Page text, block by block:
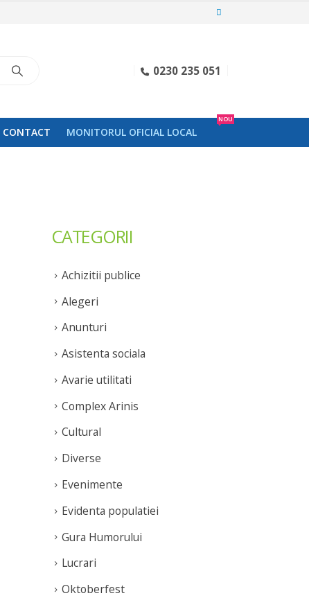
0230 235 051
CONTACT MONITORUL OFICIAL LOCAL
NOU
CATEGORII
Achizitii publice
Alegeri
Anunturi
Asistenta sociala
Avarie utilitati
Complex Arinis
Cultural
Diverse
Evenimente
Evidenta populatiei
Gura Humorului
Lucrari
Oktoberfest